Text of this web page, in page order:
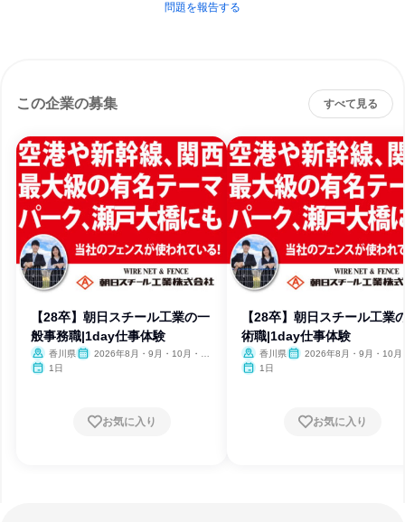
問題を報告する
この企業の募集 すべて見る
【28卒】朝日スチール工業の一
般事務職|1day仕事体験
香川県
2026年8月・9月・10月・11
1日
お気に入り
【28卒】朝日スチール工業
術職|1day仕事体験
香川県
2026年8月・9月・10月
1日
お気に入り